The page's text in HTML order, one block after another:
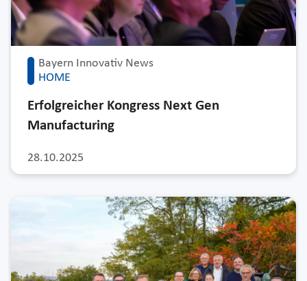
Bayern Innovativ News
HOME
28.10.2025
Erfolgreicher Kongress Next Gen
Manufacturing